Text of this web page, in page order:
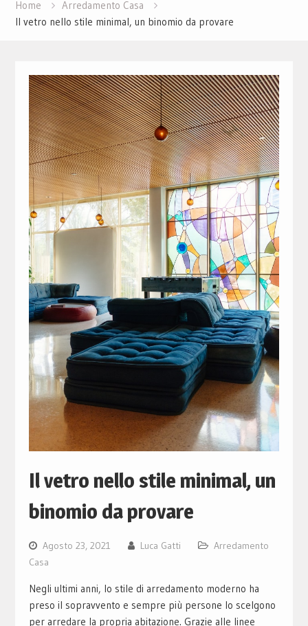
Home
Arredamento Casa
Il vetro nello stile minimal, un binomio da provare
Il vetro nello stile minimal, un
binomio da provare
Agosto 23, 2021 Luca Gatti
Arredamento
Casa
Negli ultimi anni, lo stile di arredamento moderno ha
preso il sopravvento e sempre più persone lo scelgono
per arredare la propria abitazione. Grazie alle linee